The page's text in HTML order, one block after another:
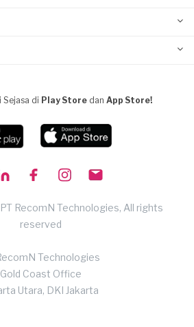
Sejasa di Play Store dan App Store!
RecomN Technologies, All rights
reserved
Technologies
Gold Coast Office
Utara, DKI Jakarta